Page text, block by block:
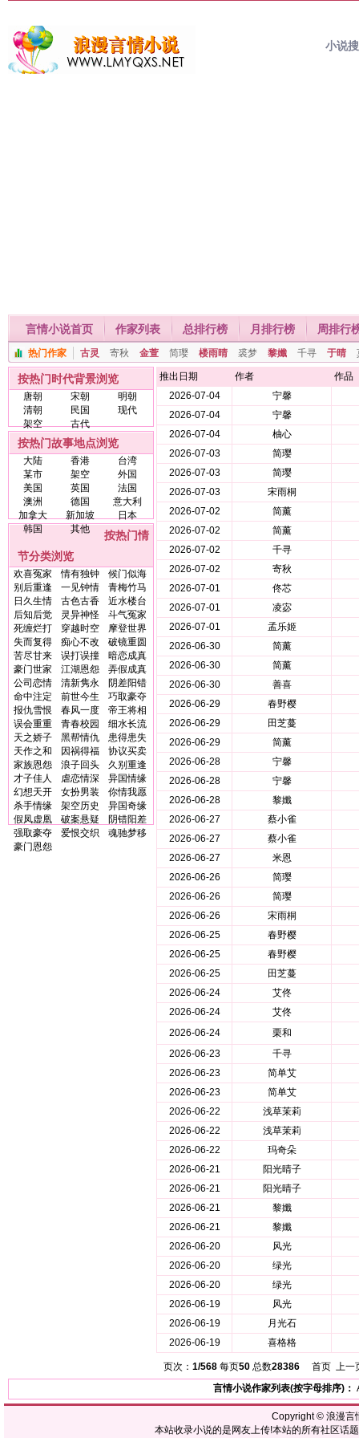
小说
言情小说首页 作家列表 总排行榜 月排行榜 周排行
热门作家 古灵 寄秋 金萱 简璎 楼雨晴 裘梦 黎孅 千寻 于晴
按热门时代背景浏览
唐朝 宋朝
明朝
清朝
民国
现代
架空
古代
按热门故事地点浏览
大陆 香港
台湾
某市
架空
外国
美国
英国
法国
澳洲
德国
意大利
加拿大
新加坡
日本
韩国
其他
按热门情
节分类浏览
欢喜冤家 情有独钟
候门似海
别后重逢
一见钟情
青梅竹马
日久生情
古色古香
近水楼台
后知后觉
灵异神怪
斗气冤家
死缠烂打
穿越时空
摩登世界
失而复得
痴心不改
破镜重圆
苦尽甘来
误打误撞
暗恋成真
豪门世家
江湖恩怨
弄假成真
公司恋情
清新隽永
阴差阳错
命中注定
前世今生
巧取豪夺
报仇雪恨
春风一度
帝王将相
误会重重
青春校园
细水长流
天之娇子
黑帮情仇
患得患失
天作之和
因祸得福
协议买卖
家族恩怨
浪子回头
久别重逢
才子佳人
虐恋情深
异国情缘
幻想天开
女扮男装
你情我愿
杀手情缘
架空历史
异国奇缘
假凤虚凰
破案悬疑
阴错阳差
强取豪夺
爱恨交织
魂驰梦移
豪门恩怨
推出日期 作者
作品
2026-07-04
宁馨
2026-07-04
宁馨
2026-07-04
柚心
2026-07-03
简璎
2026-07-03
简璎
2026-07-03
宋雨桐
2026-07-02
简薰
2026-07-02
简薰
2026-07-02
千寻
2026-07-02
寄秋
2026-07-01
佟芯
2026-07-01
凌宓
2026-07-01
孟乐姬
2026-06-30
简薰
2026-06-30
简薰
2026-06-30
善喜
2026-06-29
春野樱
2026-06-29
田芝蔓
2026-06-29
简薰
2026-06-28
宁馨
2026-06-28
宁馨
2026-06-28
黎孅
2026-06-27
蔡小雀
2026-06-27
蔡小雀
2026-06-27
米恩
2026-06-26
简璎
2026-06-26
简璎
2026-06-26
宋雨桐
2026-06-25
春野樱
2026-06-25
春野樱
2026-06-25
田芝蔓
2026-06-24
艾佟
2026-06-24
艾佟
2026-06-24
栗和
2026-06-23
千寻
2026-06-23
简单艾
2026-06-23
简单艾
2026-06-22
浅草茉莉
2026-06-22
浅草茉莉
2026-06-22
玛奇朵
2026-06-21
阳光晴子
2026-06-21
阳光晴子
2026-06-21
黎孅
2026-06-21
黎孅
2026-06-20
风光
2026-06-20
绿光
2026-06-20
绿光
2026-06-19
风光
2026-06-19
月光石
2026-06-19
喜格格
页次： 1/568 每页50 总数28386 首页 上
言情小说作家列表(按字母排序)：
Copyright © 浪漫言
本站收录小说的是网友上传!本站的所有社区话